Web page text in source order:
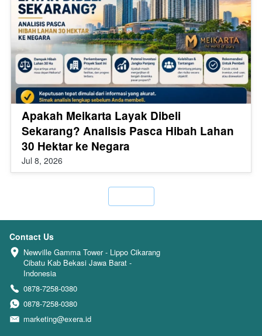
Apakah Meikarta Layak Dibeli
Sekarang? Analisis Pasca Hibah Lahan
30 Hektar ke Negara
Jul 8, 2026
Contact Us
Newville Gamma Tower - Lippo Cikarang
Cibatu Kab Bekasi Jawa Barat -
Indonesia
0878-7258-0380
0878-7258-0380
marketing@exera.id